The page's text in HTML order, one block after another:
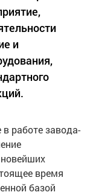
и
работе завода-
время
базой